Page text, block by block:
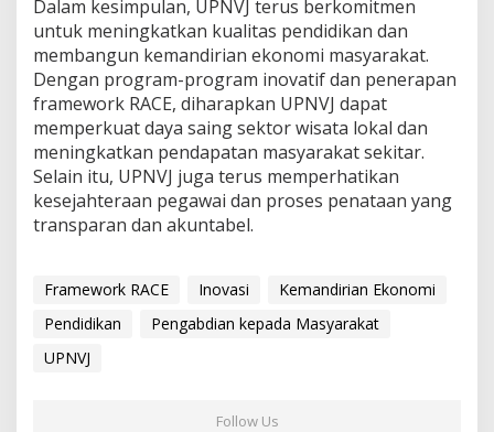
Dalam kesimpulan, UPNVJ terus berkomitmen
untuk meningkatkan kualitas pendidikan dan
membangun kemandirian ekonomi masyarakat.
Dengan program-program inovatif dan penerapan
framework RACE, diharapkan UPNVJ dapat
memperkuat daya saing sektor wisata lokal dan
meningkatkan pendapatan masyarakat sekitar.
Selain itu, UPNVJ juga terus memperhatikan
kesejahteraan pegawai dan proses penataan yang
transparan dan akuntabel.
Framework RACE Inovasi
Kemandirian Ekonomi
Pendidikan
Pengabdian kepada Masyarakat
UPNVJ
Follow Us